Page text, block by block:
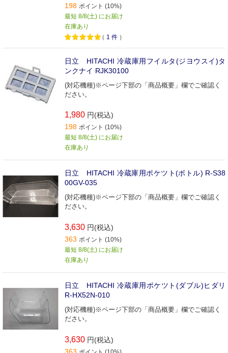
198 ポイント (10%)
最短 8/8(土) にお届け
在庫あり
（ 1 件 ）
日立 HITACHI 冷蔵庫用フイルタ(ジヨウスイ)タ
ンクナイ RJK30100
(対応機種)※ページ下部の「商品概要」欄でご確認く
ださい。
1,980 円(税込)
198 ポイント (10%)
最短 8/8(土) にお届け
在庫あり
日立 HITACHI 冷蔵庫用ポケツト(ボトル) R-S38
00GV-035
(対応機種)※ページ下部の「商品概要」欄でご確認く
ださい。
3,630 円(税込)
363 ポイント (10%)
最短 8/8(土) にお届け
在庫あり
日立 HITACHI 冷蔵庫用ポケツト(ダブル)ヒダリ
R-HX52N-010
(対応機種)※ページ下部の「商品概要」欄でご確認く
ださい。
3,630 円(税込)